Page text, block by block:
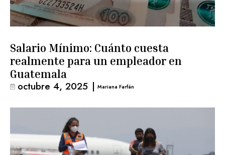
Salario Mínimo: Cuánto cuesta
realmente para un empleador en
Guatemala
octubre 4, 2025 | Mariana Farfán